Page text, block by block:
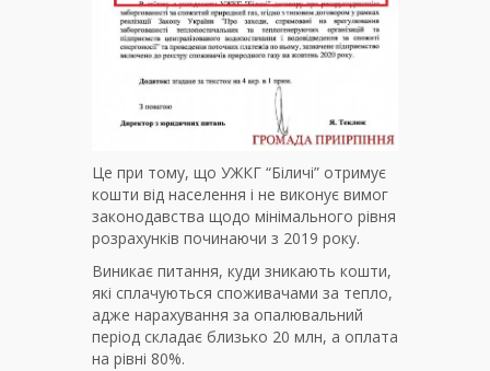
Це при тому, що УЖКГ “Біличі” отримує
кошти від населення і не виконує вимог
законодавства щодо мінімального рівня
розрахунків починаючи з 2019 року.
Виникає питання, куди зникають кошти,
які сплачуються споживачами за тепло,
адже нарахування за опалювальний
період складає близько 20 млн, а оплата
на рівні 80%.